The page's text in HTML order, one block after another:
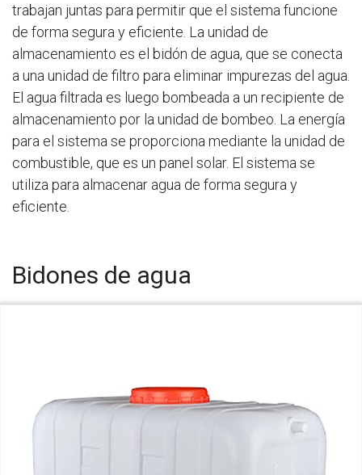
trabajan juntas para permitir que el sistema funcione
de forma segura y eficiente. La unidad de
almacenamiento es el bidón de agua, que se conecta
a una unidad de filtro para eliminar impurezas del agua.
El agua filtrada es luego bombeada a un recipiente de
almacenamiento por la unidad de bombeo. La energía
para el sistema se proporciona mediante la unidad de
combustible, que es un panel solar. El sistema se
utiliza para almacenar agua de forma segura y
eficiente.
Bidones de agua